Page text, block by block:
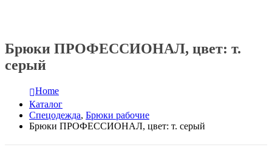
Брюки ПРОФЕССИОНАЛ, цвет: т.
серый
Home
Каталог
Спецодежда, Брюки рабочие
Брюки ПРОФЕССИОНАЛ, цвет: т. серый